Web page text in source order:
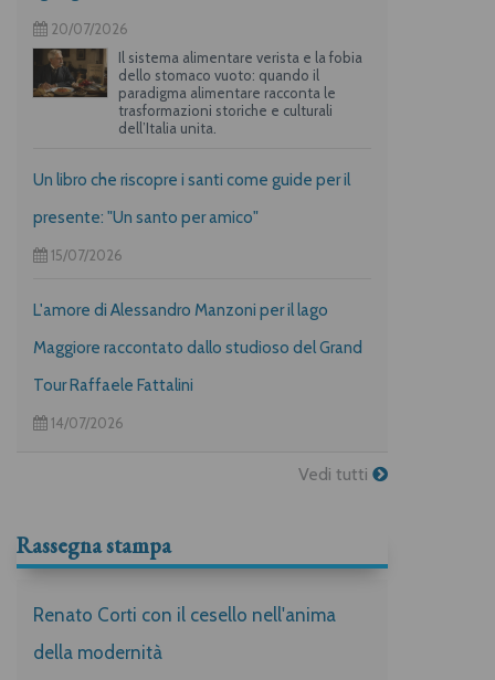
20/07/2026
Il sistema alimentare verista e la fobia
dello stomaco vuoto: quando il
paradigma alimentare racconta le
trasformazioni storiche e culturali
dell’Italia unita.
Un libro che riscopre i santi come guide per il
presente: "Un santo per amico"
15/07/2026
L'amore di Alessandro Manzoni per il lago
Maggiore raccontato dallo studioso del Grand
Tour Raffaele Fattalini
14/07/2026
Vedi tutti
Rassegna stampa
Renato Corti con il cesello nell'anima
della modernità